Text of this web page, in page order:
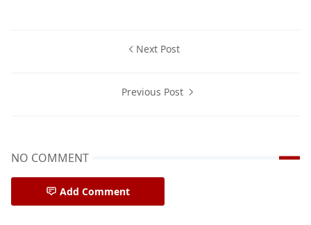
Next Post
Previous Post
NO COMMENT
Add Comment